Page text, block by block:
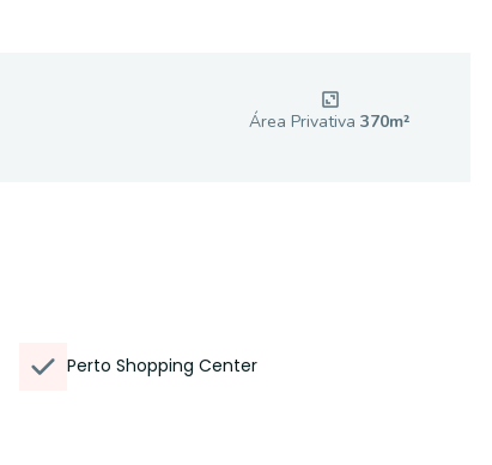
Área Privativa 370m²
Perto Shopping Center